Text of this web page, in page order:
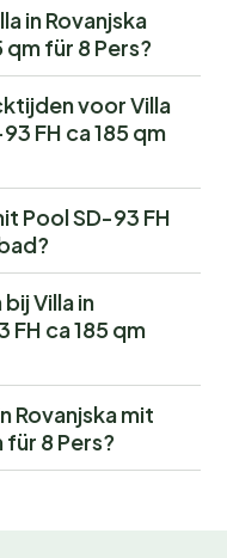
in Rovanjska
qm für 8 Pers?
voor Villa
FH ca 185 qm
Pool SD-93 FH
Villa in
FH ca 185 qm
Rovanjska mit
für 8 Pers?